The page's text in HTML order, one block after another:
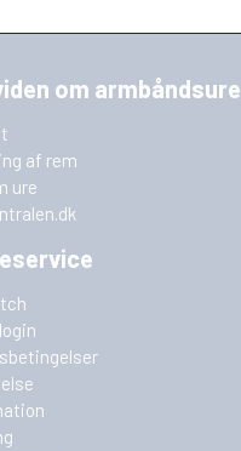
om armbåndsure
af rem
ure